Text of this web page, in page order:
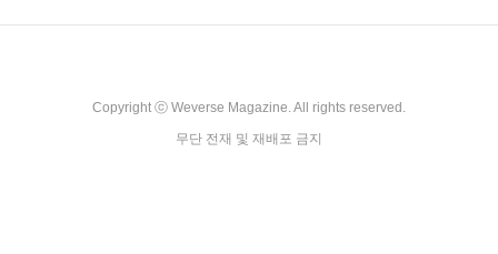
Copyright ⓒ Weverse Magazine. All rights reserved.
무단 전재 및 재배포 금지